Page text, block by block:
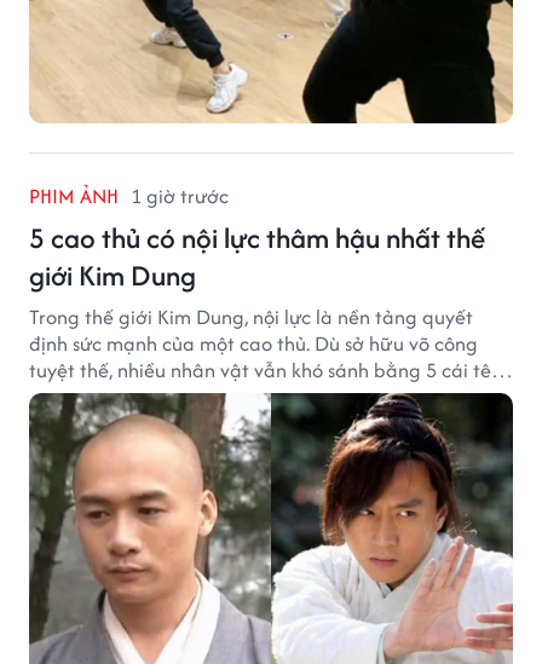
PHIM ẢNH 1 giờ trước
5 cao thủ có nội lực thâm hậu nhất thế
giới Kim Dung
Trong thế giới Kim Dung, nội lực là nền tảng quyết
định sức mạnh của một cao thủ. Dù sở hữu võ công
tuyệt thế, nhiều nhân vật vẫn khó sánh bằng 5 cái tên
dưới đây về độ thâm hậu của chân khí.